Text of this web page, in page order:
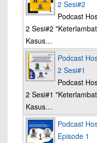
2 Sesi#2
Podcast
2 Sesi#2
Kasus…
Podcast
2 Sesi#1
Podcast
2 Sesi#1
Kasus…
Podcast
Episode 1